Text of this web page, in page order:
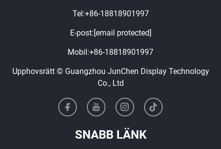
Tel:+86-18818901997
E-post: [email protected]
Mobil:+86-18818901997
Upphovsrätt © Guangzhou JunChen Display Technology
Co., Ltd
SNABB LÄNK